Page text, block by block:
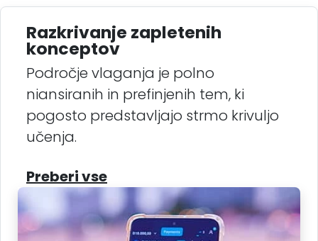
Razkrivanje zapletenih
konceptov
Področje vlaganja je polno
niansiranih in prefinjenih tem, ki
pogosto predstavljajo strmo krivuljo
učenja.
Preberi vse